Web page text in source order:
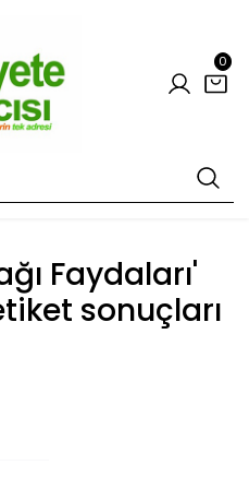
0
Faydaları'
sonuçları